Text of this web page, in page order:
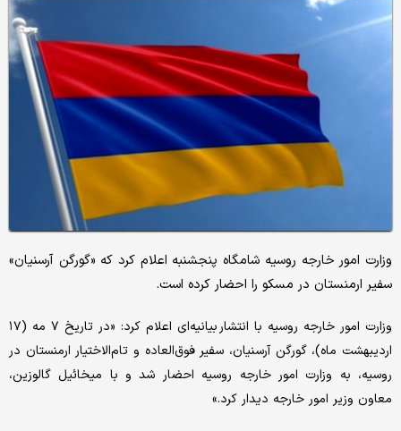
وزارت امور خارجه روسیه شامگاه پنجشنبه اعلام کرد که «گورگن آرسنیان»
سفیر ارمنستان در مسکو را احضار کرده است.
وزارت امور خارجه روسیه با انتشار بیانیه‌ای اعلام کرد: «در تاریخ ۷ مه (۱۷
اردیبهشت ماه)، گورگن آرسنیان، سفیر فوق‌العاده و تام‌الاختیار ارمنستان در
روسیه، به وزارت امور خارجه روسیه احضار شد و با میخائیل گالوزین،
معاون وزیر امور خارجه دیدار کرد.»